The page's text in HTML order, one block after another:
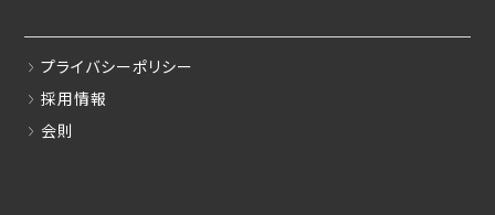
プライバシーポリシー
採用情報
会則